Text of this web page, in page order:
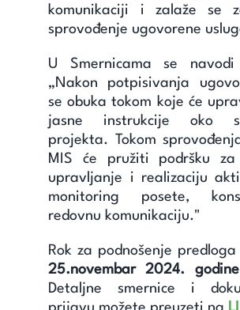
komunikaciji i zalaže se
sprovođenje ugovorene
U Smernicama se
„Nakon potpisivanja
se obuka tokom koje će
jasne instrukcije oko
projekta. Tokom
MIS će pružiti podršku za
upravljanje i realizaciju
monitoring posete,
redovnu komunikaciju."
Rok za podnošenje
25.novembar 2024.
Detaljne smernice i